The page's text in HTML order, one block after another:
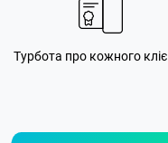
Турбота про кожного